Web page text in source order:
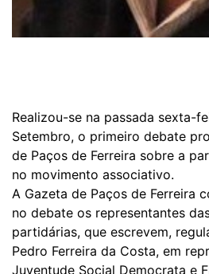
Realizou-se na passada sexta-
Setembro, o primeiro debate
de Paços de Ferreira sobre a
no movimento associativo.
A Gazeta de Paços de Ferreira
no debate os representantes
partidárias, que escrevem,
Pedro Ferreira da Costa, em
Juventude Social Democrata e